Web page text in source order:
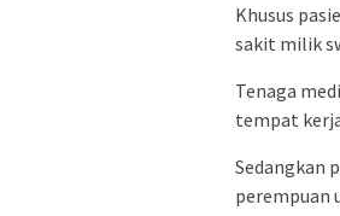
Khusus
sakit milik
Tenaga
tempat
Sedangkan
perempuan